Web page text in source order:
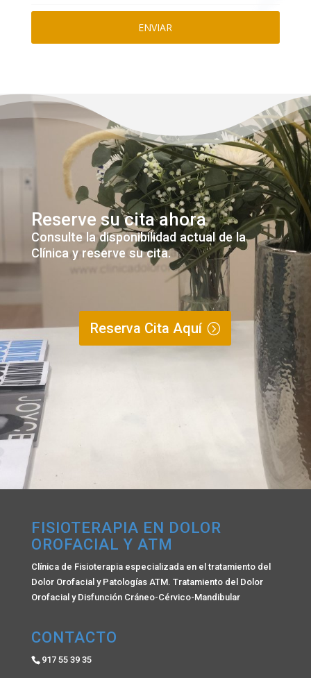
Reserve su cita ahora
Consulte la disponibilidad actual de la
Clínica y reserve su cita.
Reserva Cita Aquí
FISIOTERAPIA EN DOLOR
OROFACIAL Y ATM
Clínica de Fisioterapia especializada en el tratamiento del
Dolor Orofacial y Patologías ATM. Tratamiento del Dolor
Orofacial y Disfunción Cráneo-Cérvico-Mandibular
CONTACTO
917 55 39 35